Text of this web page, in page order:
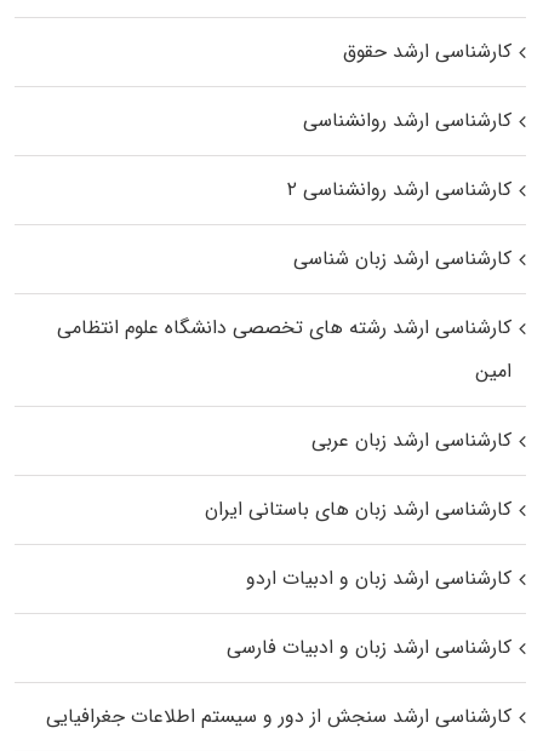
کارشناسی ارشد حقوق
کارشناسی ارشد روانشناسی
کارشناسی ارشد روانشناسی ۲
کارشناسی ارشد زبان شناسی
کارشناسی ارشد رﺷﺘﻪ ﻫﺎی تخصصی داﻧﺸﮕﺎه ﻋﻠﻮم انتظامی
اﻣﻴﻦ
کارشناسی ارشد زبان عربی
کارشناسی ارشد زبان‌ های باستانی ایران
کارشناسی ارشد زبان و ادبیات اردو
کارشناسی ارشد زبان و ادبیات فارسی
کارشناسی ارشد سنجش از دور و سیستم اطلاعات جغرافیایی